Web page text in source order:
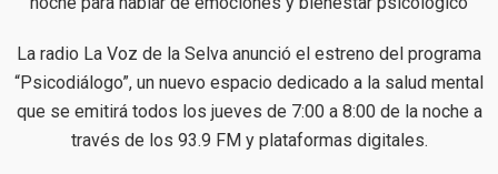
La radio La Voz de la Selva anunció el estreno del programa
“Psicodiálogo”, un nuevo espacio dedicado a la salud mental
que se emitirá todos los jueves de 7:00 a 8:00 de la noche a
través de los 93.9 FM y plataformas digitales.